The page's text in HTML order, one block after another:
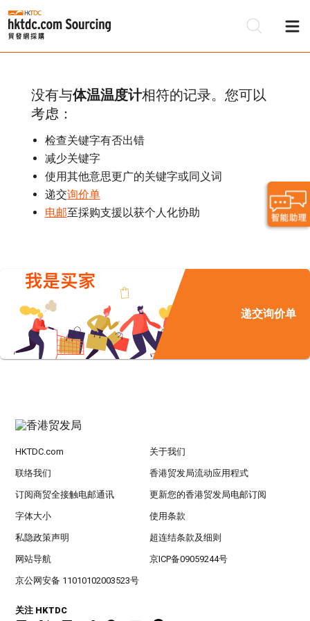
没有与体温温度计相符的记录。您可以
考虑：
检查关键字有否出错
减少关键字
使用其他意思更广的关键字或同义词
递交询价单
电邮至採购支援以获个人化协助
递交询价单
HKTDC.com 关于我们
联络我们 香港贸发局流动应用程式
订阅商贸全接触电邮通讯 更新您的香港贸发局电邮订阅
字体大小 使用条款
私隐政策声明 超连结条款及细则
网站导航 京ICP备09059244号
京公网安备 11010102003523号
关注 HKTDC